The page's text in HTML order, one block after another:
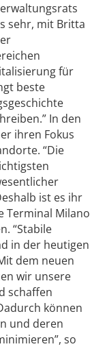
sehr, mit Britta
für
beste
In den
ihren Fokus
“Die
ist es ihr
Terminal Milano
“Stabile
in der heutigen
dem neuen
wir unsere
schaffen
können
und deren
so